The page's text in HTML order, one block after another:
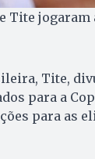
Tite jogaram
Tite,
para a
para as